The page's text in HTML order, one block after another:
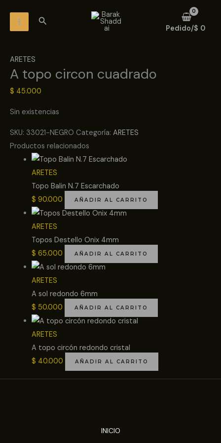
contenido
MAIN
MENU
Buscar
Pedido/$ 0
ARETES
A topo circon cuadrado
$ 45.000
Sin existencias
SKU: 33021-NEGRO Categoría: ARETES
Productos relacionados
ARETES
Topo Balin N.7 Escarchado
$ 90.000 AÑADIR AL CARRITO
ARETES
Topos Destello Onix 4mm
$ 65.000 AÑADIR AL CARRITO
ARETES
A sol redondo 6mm
$ 50.000 AÑADIR AL CARRITO
ARETES
A topo circón redondo cristal
$ 40.000 AÑADIR AL CARRITO
INICIO